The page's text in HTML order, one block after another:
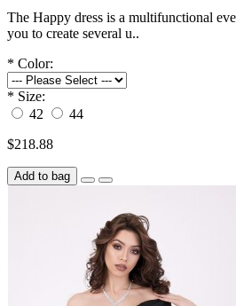
The Happy dress is a multifunctional
you to create several u..
* Color:
* Size:
42
44
$218.88
Add to bag